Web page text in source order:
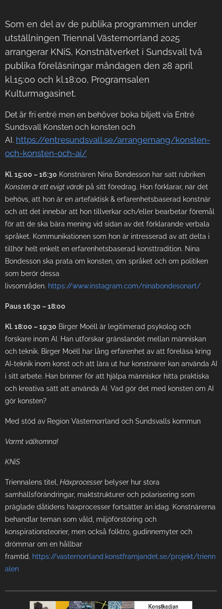
Som en del av de publika programmen under
utställningen Triennal Västernorrland 2025
arrangerar KNiS, Konstnätverket i Sundsvall två
publika föreläsningar måndagen den 28 april
kl.15:00 och kl.18:00, Programsalen
Kulturmagasinet.
Det är fri entré men en behöver boka biljett via Entré
Sundsvall Konsten och konsten och
AI. https://entresundsvall.se/arrangemang/konsten-
och-konsten-och-ai/
Kl. 15:00 – 16:30 Konstnären Nina Bondesson har satt rubriken
Konsten är ett evigt värde på sitt föredrag. Hon förklarar, när det
behövs, att hon är en artefaktisk & erfarenhetsbaserad konstnär
och att det innebär att hon tillverkar och/eller bearbetar föremål
för att de ska bära mening vid sidan av det förklarande verbala
språket. Kommunikationen som hon är intresserad av att delta i
tillhör helt enkelt en erfarenhetsbaserad konsttradition. Nina
Bondesson ska prata om konsten, om språket och om politiken
som berör dessa
livsområden. https://www.instagram.com/ninabondesonart/
Paus 16:30 – 18:00
Kl. 18:00 – 19:30 Birger Moëll är legitimerad psykolog och
forskare inom AI. Han utforskar gränslandet mellan människan
och teknik. Birger Moëll har lång erfarenhet av att föreläsa kring
AI-teknik inom konst och att lära ut hur konstnärer kan använda AI
i sitt arbete. Han brinner för att hjälpa människor hitta praktiska
och kreativa sätt att använda AI. Vad gör det med konsten om AI
gör konsten?
Med stöd av Region Västernorrland och Sundsvalls kommun
Varmt välkomna!
KNiS
Triennalens titel, Häxprocesser belyser hur stora
samhällsförändringar, maktstrukturer och polarisering som
präglade dåtidens häxprocesser fortsätter än idag. Konstnärerna
behandlar teman som våld, miljöförstöring och
konspirationsteorier, men också folktro, gudinnemyter och
drömmar om en hållbar
framtid. https://vasternorrland.konstframjandet.se/projekt/trienn
alen